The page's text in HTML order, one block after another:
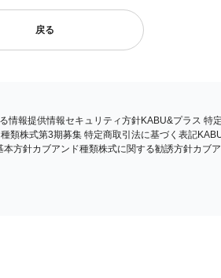
戻る
情報提供情報セキュリティ方針KABU&プラス 特
類株式第3期募集 特定商取引法に基づく表記
本方針カブアンド種類株式に関する勧誘方針カブ